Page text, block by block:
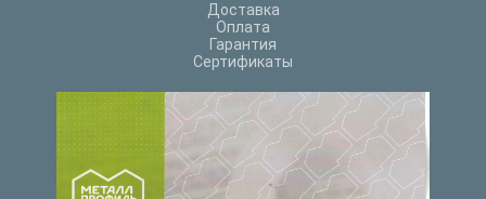
Доставка
Оплата
Гарантия
Сертификаты